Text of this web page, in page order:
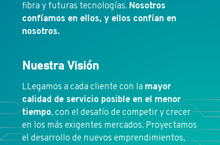
fibra y futuras tecnologías. Nosotros
confíamos en ellos, y ellos confían en
nosotros.
Nuestra Visión
LLegamos a cada cliente con la mayor
calidad de servicio posible en el menor
tiempo, con el desafío de competir y crecer
en los más exigentes mercados. Proyectamos
el desarrollo de nuevos emprendimientos,